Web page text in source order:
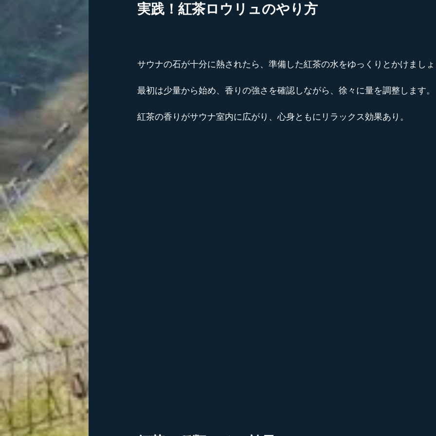
実践！紅茶ロウリュのやり方
サウナの石が十分に熱されたら、準備した紅茶の水をゆっくりとかけまし
最初は少量から始め、香りの強さを確認しながら、徐々に量を調整します。
紅茶の香りがサウナ室内に広がり、心身ともにリラックス効果あり。